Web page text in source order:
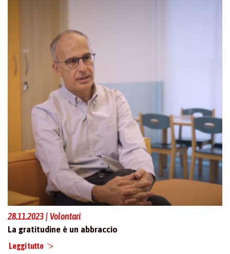
28.11.2023 | Volontari
La gratitudine è un abbraccio
Leggi tutto